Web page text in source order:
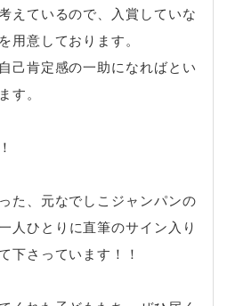
えているので、入賞していな
用意しております。
己肯定感の一助になればとい
す。
た、元なでしこジャンパンの
人ひとりに直筆のサイン入り
下さっています！！